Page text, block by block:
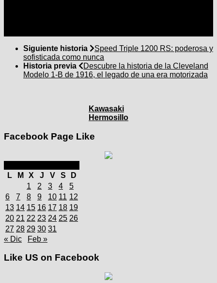
Siguiente historia
Speed Triple 1200 RS: poderosa y
sofisticada como nunca
Historia previa
Descubre la historia de la Cleveland
Modelo 1-B de 1916, el legado de una era motorizada
Kawasaki
Hermosillo
Facebook Page Like
L
M X J V S
D
1
2 3 4
5
6
7 8 9 10 11 12
13 14 15 16 17 18 19
20 21 22 23 24 25 26
27 28 29 30 31
« Dic
Feb »
Like US on Facebook